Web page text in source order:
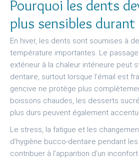
Pourquoi les dents
plus sensibles durant
En hiver, les dents sont soumises à
température importantes. Le
extérieur à la chaleur intérieure peut
dentaire, surtout lorsque l’émail est
gencive ne protège plus
boissons chaudes, les desserts
plus durs peuvent également
Le stress, la fatigue et les
d’hygiène bucco-dentaire pendant
contribuer à l’apparition d’un